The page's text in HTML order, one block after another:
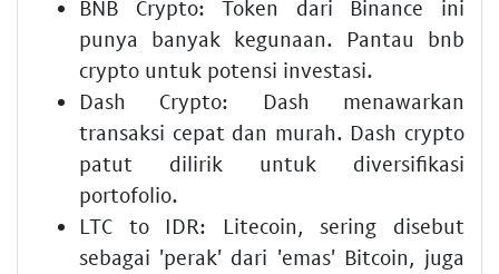
BNB Crypto: Token dari Binance ini
punya banyak kegunaan. Pantau bnb
crypto untuk potensi investasi.
Dash Crypto: Dash menawarkan
transaksi cepat dan murah. Dash crypto
patut dilirik untuk diversifikasi
portofolio.
LTC to IDR: Litecoin, sering disebut
sebagai 'perak' dari 'emas' Bitcoin, juga